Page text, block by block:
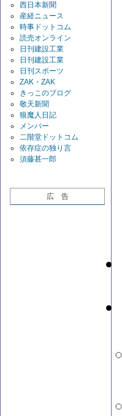
西日本新聞
産経ニュース
時事ドットコム
読売オンライン
日刊建設工業
日刊建設工業
日刊スポーツ
ZAK・ZAK
きっこのブログ
敬天新聞
狼魔人日記
メンバー
二階堂ドットコム
依存症の独り言
須藤甚一郎
広 告